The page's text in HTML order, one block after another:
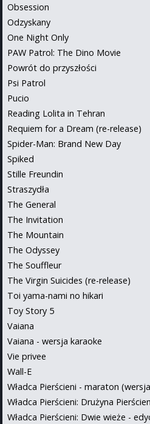
Obsession
Odzyskany
One Night Only
PAW Patrol: The Dino Movie
Powrót do przyszłości
Psi Patrol
Pucio
Reading Lolita in Tehran
Requiem for a Dream (re-release)
Spider-Man: Brand New Day
Spiked
Stille Freundin
Straszydła
The General
The Invitation
The Mountain
The Odyssey
The Souffleur
The Virgin Suicides (re-release)
Toi yama-nami no hikari
Toy Story 5
Vaiana
Vaiana - wersja karaoke
Vie privee
Wall-E
Władca Pierścieni - maraton
Władca Pierścieni: Drużyna
Władca Pierścieni: Dwie wieże -